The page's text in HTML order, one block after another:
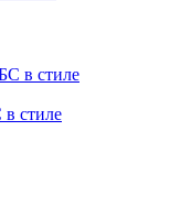
стиле